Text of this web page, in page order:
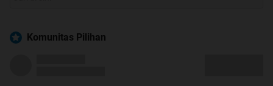
Komunitas Pilihan